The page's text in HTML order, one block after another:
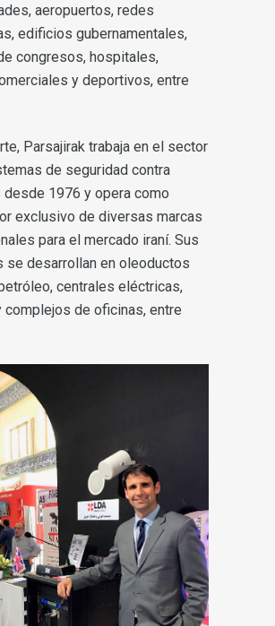
aeropuertos, redes
edificios gubernamentales,
congresos, hospitales,
y deportivos, entre
Parsajirak trabaja en el sector
de seguridad contra
desde 1976 y opera como
exclusivo de diversas marcas
para el mercado iraní. Sus
se desarrollan en oleoductos
centrales eléctricas,
complejos de oficinas, entre